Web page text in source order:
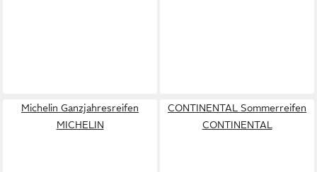
Michelin Ganzjahresreifen
MICHELIN
CONTINENTAL Sommerreifen
CONTINENTAL